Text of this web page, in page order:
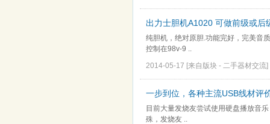
出力士胆机A1020 可做前级或后
纯胆机，绝对原胆.功能完好，完美音
控制在98v-9 ..
2014-05-17 [来自版块 - 二手器材交流]
一步到位，各种主流USB线材评
目前大量发烧友尝试使用硬盘播放音
殊，发烧友 ..